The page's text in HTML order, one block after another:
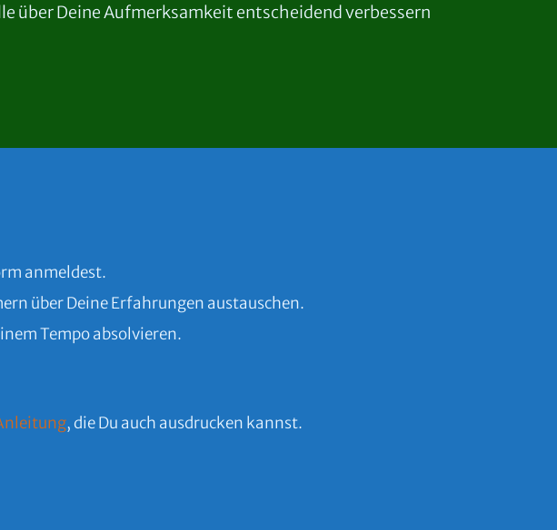
über Deine Aufmerksamkeit entscheidend verbessern
anmeldest.
über Deine Erfahrungen austauschen.
Tempo absolvieren.
, die Du auch ausdrucken kannst.